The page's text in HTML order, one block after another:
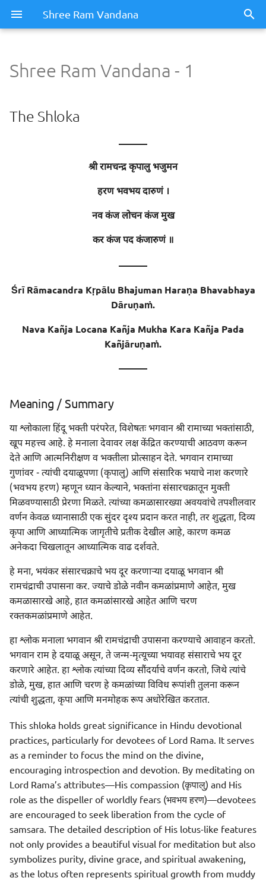
Shree Ram Vandana
Shree Ram Vandana - 1
The Shloka
Meaning
Shree Ram Vandana - 1
The Shloka
———
श्री रामचन्द्र कृपालु भजुमन
हरण भवभय दारुणं ।
नव कंज लोचन कंज मुख
कर कंज पद कंजारुणं ॥
———
Śrī Rāmacandra Kṛpālu Bhajuman Haraṇa Bhavabhaya
Dāruṇaṁ.
Nava Kañja Locana Kañja Mukha Kara Kañja Pada
Kañjāruṇaṁ.
———
Meaning / Summary
या श्लोकाला हिंदू भक्ती परंपरेत, विशेषतः भगवान श्री रामाच्या भक्तांसाठी,
खूप महत्त्व आहे. हे मनाला देवावर लक्ष केंद्रित करण्याची आठवण करून
देते आणि आत्मनिरीक्षण व भक्तीला प्रोत्साहन देते. भगवान रामाच्या
गुणांवर - त्यांची दयाळूपणा (कृपालु) आणि संसारिक भयाचे नाश करणारे
(भवभय हरण) म्हणून ध्यान केल्याने, भक्तांना संसारचक्रातून मुक्ती
मिळवण्यासाठी प्रेरणा मिळते. त्यांच्या कमळासारख्या अवयवांचे तपशीलवार
वर्णन केवळ ध्यानासाठी एक सुंदर दृश्य प्रदान करत नाही, तर शुद्धता, दिव्य
कृपा आणि आध्यात्मिक जागृतीचे प्रतीक देखील आहे, कारण कमळ
अनेकदा चिखलातून आध्यात्मिक वाढ दर्शवते.
हे मना, भयंकर संसारचक्राचे भय दूर करणाऱ्या दयाळू भगवान श्री
रामचंद्राची उपासना कर. ज्याचे डोळे नवीन कमळांप्रमाणे आहेत, मुख
कमळासारखे आहे, हात कमळांसारखे आहेत आणि चरण
रक्तकमळांप्रमाणे आहेत.
हा श्लोक मनाला भगवान श्री रामचंद्राची उपासना करण्याचे आवाहन करतो.
भगवान राम हे दयाळू असून, ते जन्म-मृत्यूच्या भयावह संसाराचे भय दूर
करणारे आहेत. हा श्लोक त्यांच्या दिव्य सौंदर्याचे वर्णन करतो, जिथे त्यांचे
डोळे, मुख, हात आणि चरण हे कमळांच्या विविध रूपांशी तुलना करून
त्यांची शुद्धता, कृपा आणि मनमोहक रूप अधोरेखित करतात.
This shloka holds great significance in Hindu devotional
practices, particularly for devotees of Lord Rama. It serves
as a reminder to focus the mind on the divine,
encouraging introspection and devotion. By meditating on
Lord Rama’s attributes—His compassion (कृपालु) and His
role as the dispeller of worldly fears (भवभय हरण)—devotees
are encouraged to seek liberation from the cycle of
samsara. The detailed description of His lotus-like features
not only provides a beautiful visual for meditation but also
symbolizes purity, divine grace, and spiritual awakening,
as the lotus often represents spiritual growth from muddy